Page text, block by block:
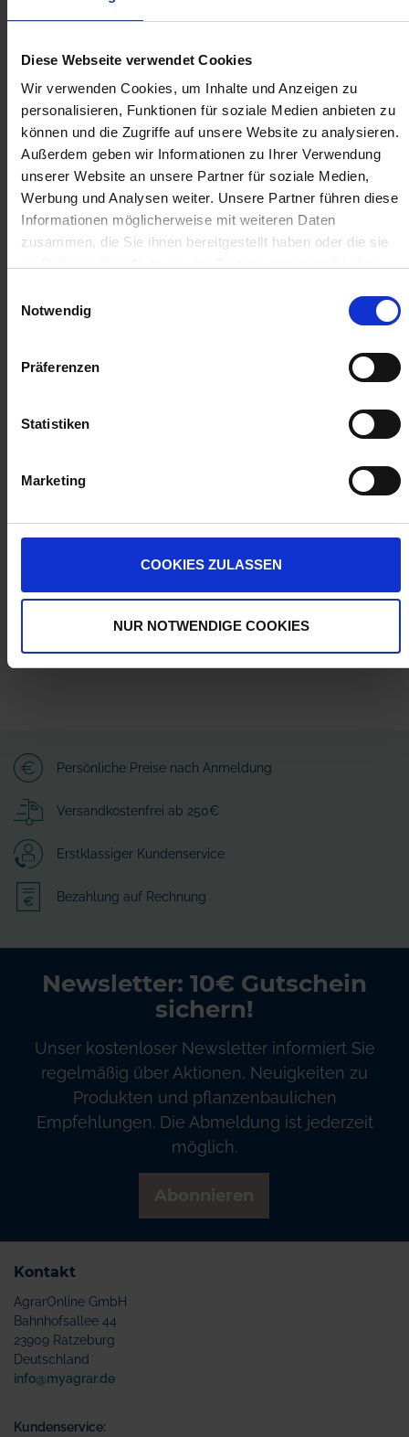
Diese Webseite verwendet Cookies
Wir verwenden Cookies, um Inhalte und Anzeigen zu
personalisieren, Funktionen für soziale Medien anbieten zu
können und die Zugriffe auf unsere Website zu analysieren.
Außerdem geben wir Informationen zu Ihrer Verwendung
unserer Website an unsere Partner für soziale Medien,
Werbung und Analysen weiter. Unsere Partner führen diese
Informationen möglicherweise mit weiteren Daten
zusammen, die Sie ihnen bereitgestellt haben oder die sie
Notwendig
Präferenzen
Statistiken
Marketing
COOKIES ZULASSEN
NUR NOTWENDIGE COOKIES
Anmelden für Ihren persönlichen Preis
16,95 € / St
16,95 €pro 1 Stück
20,17 €
inkl. 19% MwSt. ,zzgl. Versandkosten
Auf Lager
Lieferung voraussichtlichab Mittwoch, 12. August 2026
Menge
Zum Kreuzkamp 7
Persönliche Preise nach Anmeldung
Versandkostenfrei ab 250€
Erstklassiger Kundenservice
Bezahlung auf Rechnung
Newsletter: 10€ Gutschein
sichern!
Unser kostenloser Newsletter informiert Sie
regelmäßig über Aktionen, Neuigkeiten zu
Produkten und pflanzenbaulichen
Empfehlungen. Die Abmeldung ist jederzeit
möglich.
Kontakt
AgrarOnline GmbH
Bahnhofsallee 44
23909 Ratzeburg
Deutschland
info@myagrar.de
Kundenservice: